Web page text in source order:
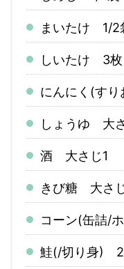
まいたけ 1/2
しいたけ 3枚
にんにく(す
しょうゆ 大
酒 大さじ1
きび糖 大さ
コーン(缶詰/
鮭(/切り身)